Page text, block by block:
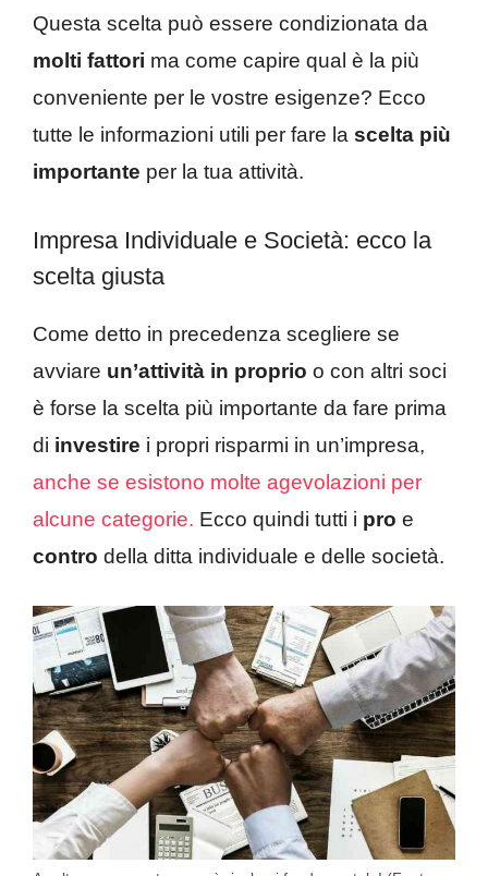
Questa scelta può essere condizionata da
molti fattori ma come capire qual è la più
conveniente per le vostre esigenze? Ecco
tutte le informazioni utili per fare la scelta più
importante per la tua attività.
Impresa Individuale e Società: ecco la
scelta giusta
Come detto in precedenza scegliere se
avviare un’attività in proprio o con altri soci
è forse la scelta più importante da fare prima
di investire i propri risparmi in un’impresa,
anche se esistono molte agevolazioni per
alcune categorie. Ecco quindi tutti i pro e
contro della ditta individuale e delle società.